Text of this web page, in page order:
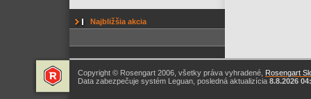
Najbližšia akcia
Copyright © Rosengart 2006, všetky práva vyhradené, Rosengart
Data zabezpečuje systém Leguan, posledná aktualizícia 8.8.2026